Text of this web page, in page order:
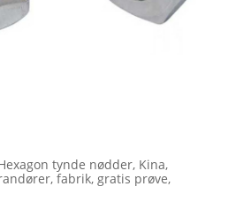
tynde nødder, Kina,
fabrik, gratis prøve,